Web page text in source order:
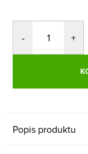
Popis produktu